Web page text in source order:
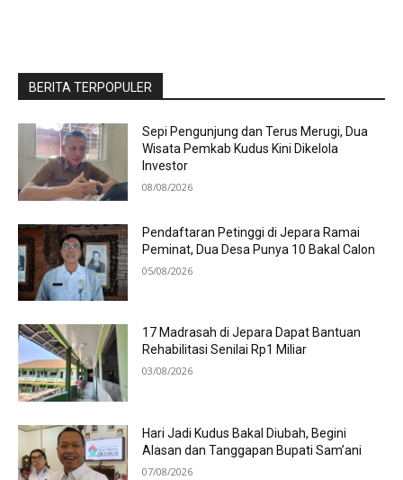
BERITA TERPOPULER
Sepi Pengunjung dan Terus Merugi, Dua
Wisata Pemkab Kudus Kini Dikelola
Investor
08/08/2026
Pendaftaran Petinggi di Jepara Ramai
Peminat, Dua Desa Punya 10 Bakal Calon
05/08/2026
17 Madrasah di Jepara Dapat Bantuan
Rehabilitasi Senilai Rp1 Miliar
03/08/2026
Hari Jadi Kudus Bakal Diubah, Begini
Alasan dan Tanggapan Bupati Sam’ani
07/08/2026